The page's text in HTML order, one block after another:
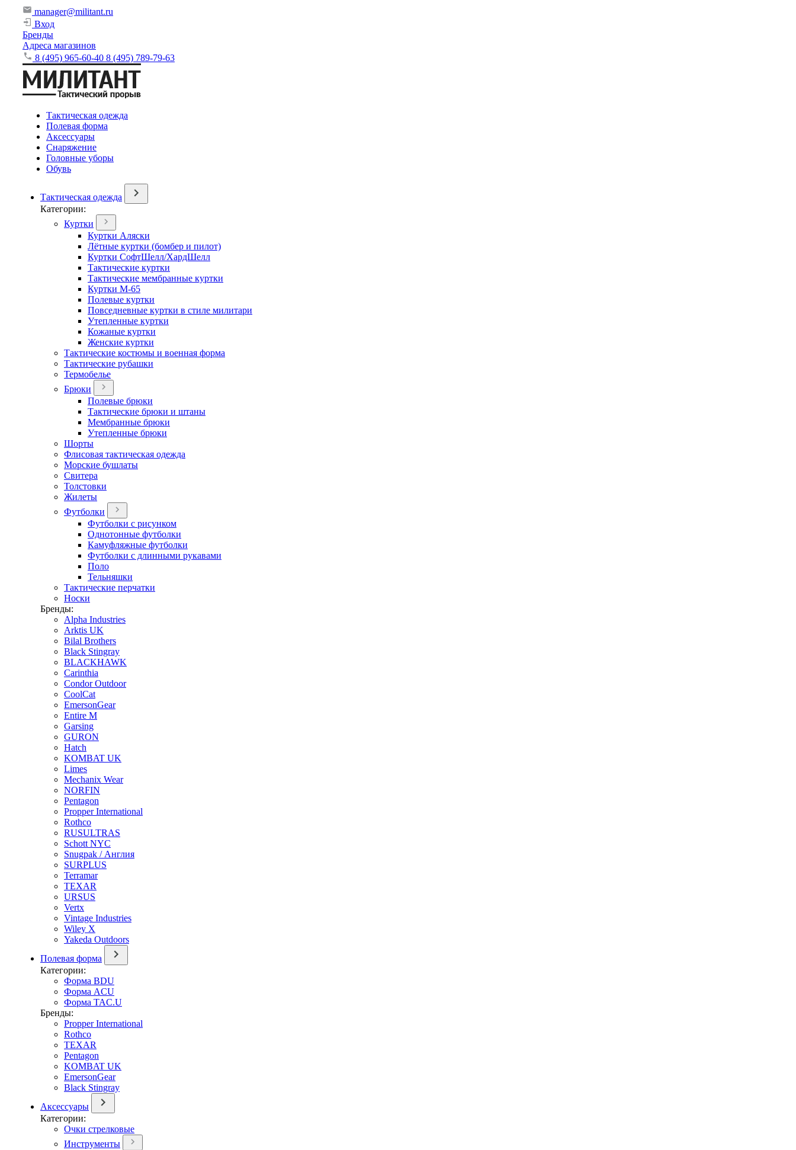
manager@militant.ru
Вход
Бренды
Адреса магазинов
8 (495) 965-60-40 8 (495) 789-79-63
Тактическая одежда
Полевая форма
Аксессуары
Снаряжение
Головные уборы
Обувь
Тактическая одежда
Категории:
Куртки
Куртки Аляски
Лётные куртки (бомбер и пилот)
Куртки СофтШелл/ХардШелл
Тактические куртки
Тактические мембранные куртки
Куртки М-65
Полевые куртки
Повседневные куртки в стиле милитари
Утепленные куртки
Кожаные куртки
Женские куртки
Тактические костюмы и военная форма
Тактические рубашки
Термобелье
Брюки
Полевые брюки
Тактические брюки и штаны
Мембранные брюки
Утепленные брюки
Шорты
Флисовая тактическая одежда
Морские бушлаты
Свитера
Толстовки
Жилеты
Футболки
Футболки с рисунком
Однотонные футболки
Камуфляжные футболки
Футболки с длинными рукавами
Поло
Тельняшки
Тактические перчатки
Носки
Бренды:
Alpha Industries
Arktis UK
Bilal Brothers
Black Stingray
BLACKHAWK
Carinthia
Condor Outdoor
CoolCat
EmersonGear
Entire M
Garsing
GURON
Hatch
KOMBAT UK
Limes
Mechanix Wear
NORFIN
Pentagon
Propper International
Rothco
RUSULTRAS
Schott NYC
Snugpak / Англия
SURPLUS
Terramar
TEXAR
URSUS
Vertx
Vintage Industries
Wiley X
Yakeda Outdoors
Полевая форма
Категории:
Форма BDU
Форма ACU
Форма TAC.U
Бренды:
Propper International
Rothco
TEXAR
Pentagon
KOMBAT UK
EmersonGear
Black Stingray
Аксессуары
Категории:
Очки стрелковые
Инструменты